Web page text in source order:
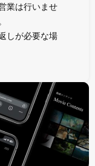
業は行いませ
しが必要な場